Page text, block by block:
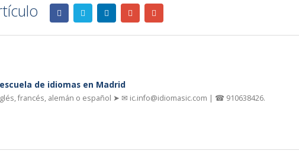
de idiomas en Madrid
francés, alemán o español ➤ ✉ ic.info@idiomasic.com | ☎ 910638426.